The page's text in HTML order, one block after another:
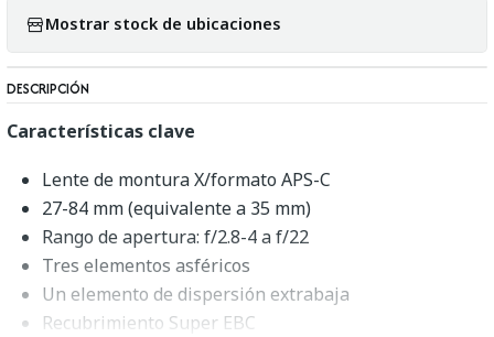
Mostrar stock de ubicaciones
DESCRIPCIÓN
Características clave
Lente de montura X/formato APS-C
27-84 mm (equivalente a 35 mm)
Rango de apertura: f/2.8-4 a f/22
Tres elementos asféricos
Un elemento de dispersión extrabaja
Recubrimiento Super EBC